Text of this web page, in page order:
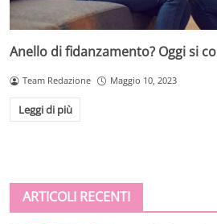
Anello di fidanzamento? Oggi si
Team Redazione Maggio 10, 2023
Leggi di più
ARTICOLI RECENTI